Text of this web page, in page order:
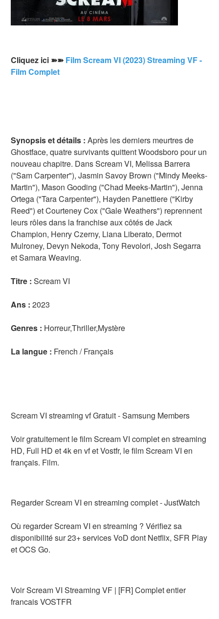
Cliquez ici ➽➽ Film Scream VI (2023) Streaming VF -
Film Complet
Synopsis et détails : Après les derniers meurtres de
Ghostface, quatre survivants quittent Woodsboro pour un
nouveau chapitre. Dans Scream VI, Melissa Barrera
("Sam Carpenter"), Jasmin Savoy Brown ("Mindy Meeks-
Martin"), Mason Gooding ("Chad Meeks-Martin"), Jenna
Ortega ("Tara Carpenter"), Hayden Panettiere ("Kirby
Reed") et Courteney Cox ("Gale Weathers") reprennent
leurs rôles dans la franchise aux côtés de Jack
Champion, Henry Czerny, Liana Liberato, Dermot
Mulroney, Devyn Nekoda, Tony Revolori, Josh Segarra
et Samara Weaving.
Titre : Scream VI
Ans : 2023
Genres : Horreur,Thriller,Mystère
La langue : French / Français
Scream VI streaming vf Gratuit - Samsung Members
Voir gratuitement le film Scream VI complet en streaming
HD, Full HD et 4k en vf et Vostfr, le film Scream VI en
français. Film.
Regarder Scream VI en streaming complet - JustWatch
Où regarder Scream VI en streaming ? Vérifiez sa
disponibilité sur 23+ services VoD dont Netflix, SFR Play
et OCS Go.
Voir Scream VI Streaming VF | [FR] Complet entier
francais VOSTFR